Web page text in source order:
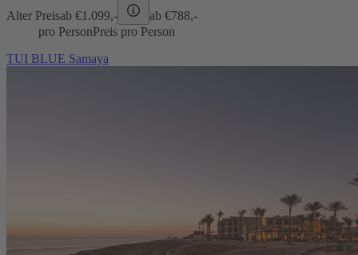
Alter Preisab €1.099,- ab €788,-
pro PersonPreis pro Person
TUI BLUE Samaya